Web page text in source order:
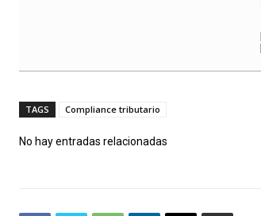
TAGS Compliance tributario
No hay entradas relacionadas